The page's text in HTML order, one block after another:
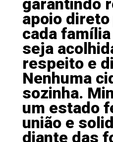
garantindo
apoio direto
cada
seja
respeito e
Nenhuma
sozinha.
um estado
união e
diante das